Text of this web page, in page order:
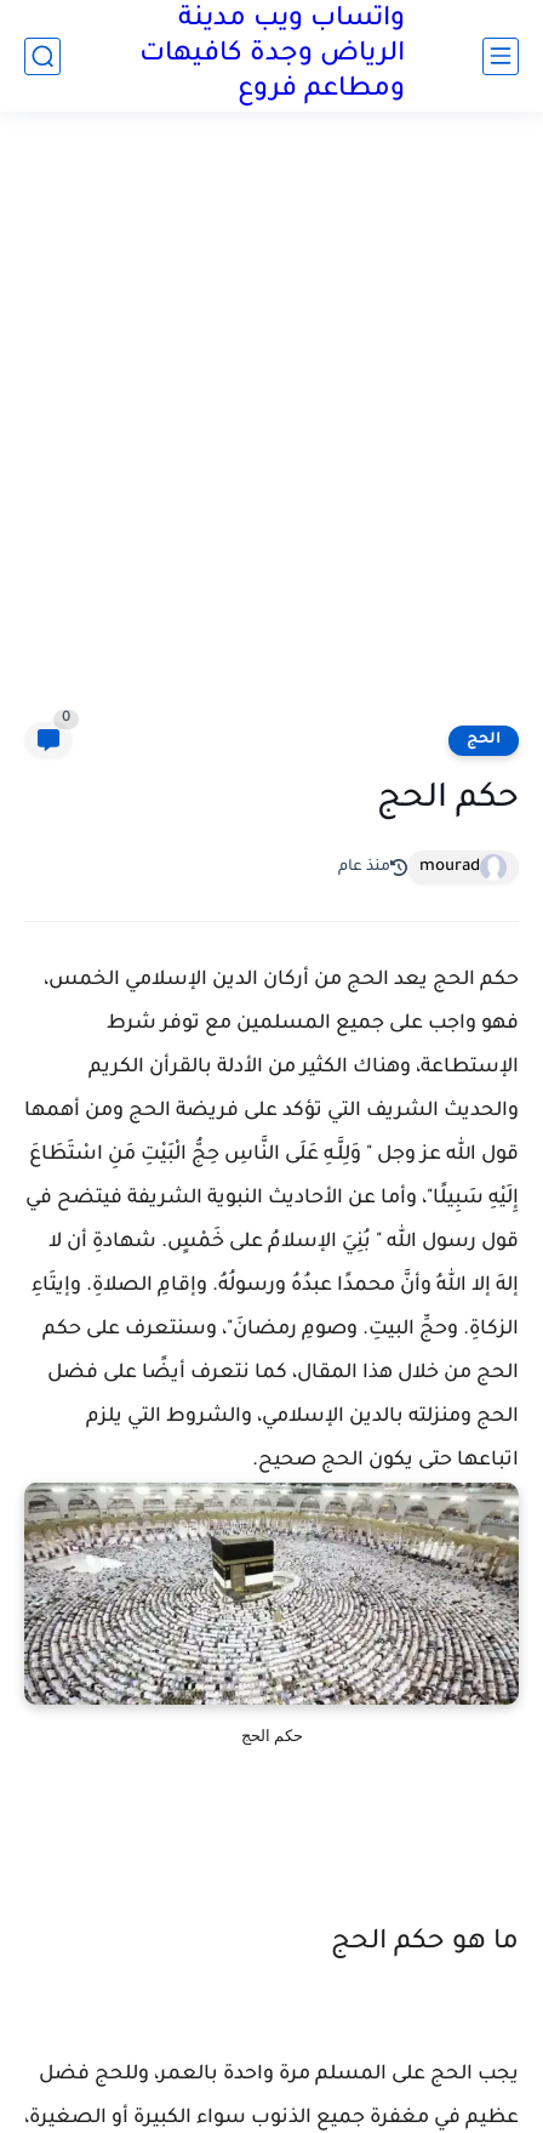
واتساب ويب مدينة
الرياض وجدة كافيهات
ومطاعم فروع
الحج
0
حكم الحج
mourad منذ عام
حكم الحج يعد الحج من أركان الدين الإسلامي الخمس،
فهو واجب على جميع المسلمين مع توفر شرط
الإستطاعة، وهناك الكثير من الأدلة بالقرأن الكريم
والحديث الشريف التي تؤكد على فريضة الحج ومن أهمها
قول الله عز وجل " وَلِلَّـهِ عَلَى النَّاسِ حِجُّ الْبَيْتِ مَنِ اسْتَطَاعَ
إِلَيْهِ سَبِيلًا"، وأما عن الأحاديث النبوية الشريفة فيتضح في
قول رسول الله " بُنِيَ الإسلامُ على خَمْسٍ. شهادةِ أن لا
إلهَ إلا اللهُ وأنَّ محمدًا عبدُهُ ورسولُهُ. وإقامِ الصلاةِ. وإيتَاءِ
الزكاةِ. وحجِّ البيتِ. وصومِ رمضانَ"، وسنتعرف على حكم
الحج من خلال هذا المقال، كما نتعرف أيضًا على فضل
الحج ومنزلته بالدين الإسلامي، والشروط التي يلزم
اتباعها حتى يكون الحج صحيح.
حكم الحج
ما هو حكم الحج
يجب الحج على المسلم مرة واحدة بالعمر، وللحج فضل
عظيم في مغفرة جميع الذنوب سواء الكبيرة أو الصغيرة،